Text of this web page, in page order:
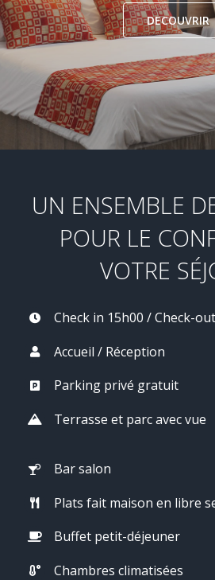
DECOUVRIR
UN ENSEMBLE
POUR LE
VOTRE
Check in 15h00 / Check-
Accueil / Réception
Parking privé gratuit
Terrasse et parc avec vue
Bar salon
Plats fait maison en libre
Buffet petit-déjeuner
Chambres climatisées